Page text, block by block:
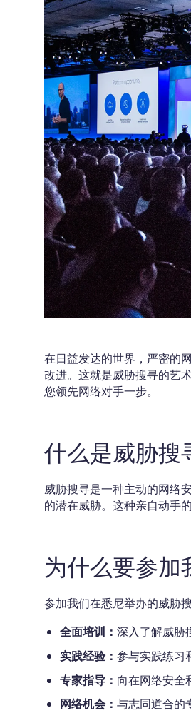
在日益发达的世界，严密的
改进。这就是威胁搜寻的艺
您领先网络对手一步。
什么是威胁搜
威胁搜寻是一种主动的网络
的潜在威胁。这种亲自动手
为什么要参加
参加我们在悉尼举办的威胁
全面培训：深入了解威胁
实践经验：参与实践练习
专家指导： 向在网络安全
网络机会：与志同道合的